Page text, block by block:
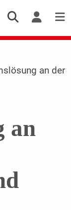
an der
an